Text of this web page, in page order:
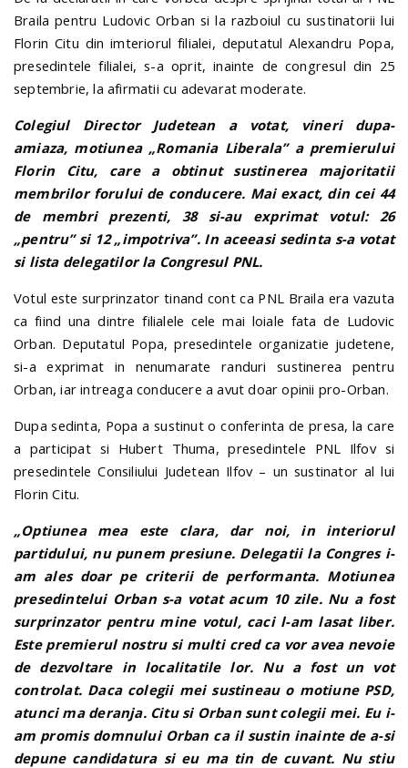
Braila pentru Ludovic Orban si la razboiul cu sustinatorii lui
Florin Citu din imteriorul filialei, deputatul Alexandru Popa,
presedintele filialei, s-a oprit, inainte de congresul din 25
septembrie, la afirmatii cu adevarat moderate.
Colegiul Director Judetean a votat, vineri dupa-
amiaza, motiunea „Romania Liberala” a premierului
Florin Citu, care a obtinut sustinerea majoritatii
membrilor forului de conducere. Mai exact, din cei 44
de membri prezenti, 38 si-au exprimat votul: 26
„pentru” si 12 „impotriva”. In aceeasi sedinta s-a votat
si lista delegatilor la Congresul PNL.
Votul este surprinzator tinand cont ca PNL Braila era vazuta
ca fiind una dintre filialele cele mai loiale fata de Ludovic
Orban. Deputatul Popa, presedintele organizatie judetene,
si-a exprimat in nenumarate randuri sustinerea pentru
Orban, iar intreaga conducere a avut doar opinii pro-Orban.
Dupa sedinta, Popa a sustinut o conferinta de presa, la care
a participat si Hubert Thuma, presedintele PNL Ilfov si
presedintele Consiliului Judetean Ilfov – un sustinator al lui
Florin Citu.
„Optiunea mea este clara, dar noi, in interiorul
partidului, nu punem presiune. Delegatii la Congres i-
am ales doar pe criterii de performanta. Motiunea
presedintelui Orban s-a votat acum 10 zile. Nu a fost
surprinzator pentru mine votul, caci l-am lasat liber.
Este premierul nostru si multi cred ca vor avea nevoie
de dezvoltare in localitatile lor. Nu a fost un vot
controlat. Daca colegii mei sustineau o motiune PSD,
atunci ma deranja. Citu si Orban sunt colegii mei. Eu i-
am promis domnului Orban ca il sustin inainte de a-si
depune candidatura si eu ma tin de cuvant. Nu stiu